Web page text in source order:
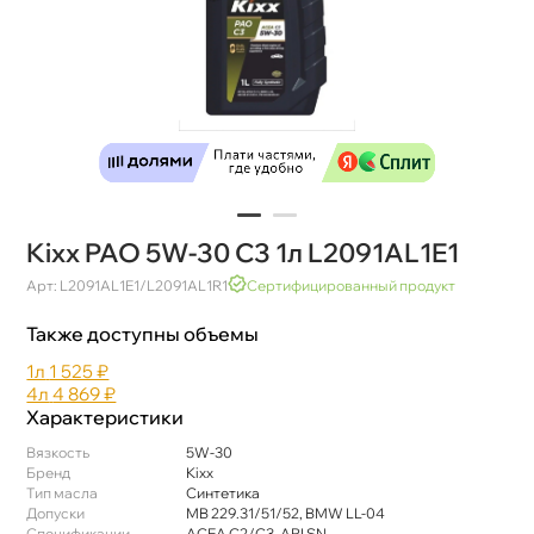
Kixx PAO 5W-30 C3 1л L2091AL1E1
Арт: L2091AL1E1/L2091AL1R1 Сертифицированный продукт
Также доступны объемы
1л 1 525 ₽
4л 4 869 ₽
Характеристики
язкость
5W-30
Бренд
Kixx
Тип масла
Синтетика
Допуски
MB 229.31/51/52, BMW LL-04